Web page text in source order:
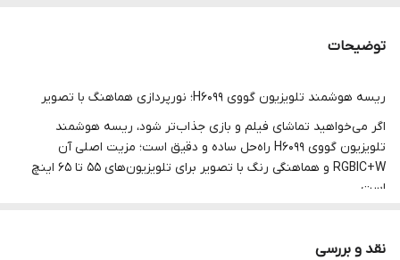
دستیار صوتی Alexa و Google Assistant
ویژگی خاص تصحیح Fish-eye و همگام‌سازی DreamView
توضیحات
ریسه هوشمند تلویزیون گووی H6099؛ نورپردازی هماهنگ با تصویر
اگر می‌خواهید تماشای فیلم و بازی جذاب‌تر شود، ریسه هوشمند
تلویزیون گووی H6099 راه‌حل ساده و دقیق است؛ مزیت اصلی آن
RGBIC+W و هماهنگی رنگ با تصویر برای تلویزیون‌های 55 تا 65 اینچ
است.
مناسب تلویزیون‌های 55 تا 65 اینچ
نقد و بررسی